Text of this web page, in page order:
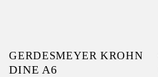
GERDESMEYER KROHN
DINE A6